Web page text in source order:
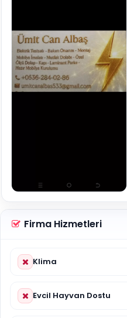
Firma Hizmetleri
Klima
Evcil Hayvan Dostu